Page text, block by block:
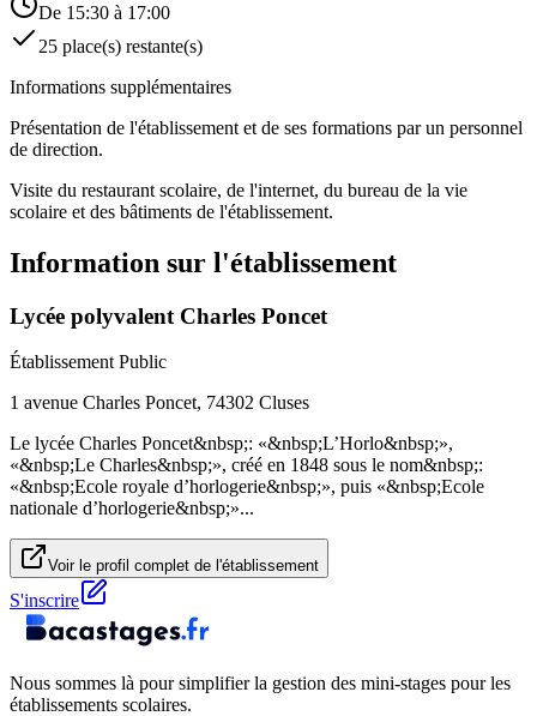
De 15:30 à 17:00
25 place(s) restante(s)
Informations supplémentaires
Présentation de l'établissement et de ses formations par un personnel
de direction.
Visite du restaurant scolaire, de l'internet, du bureau de la vie
scolaire et des bâtiments de l'établissement.
Information sur l'établissement
Lycée polyvalent Charles Poncet
Établissement Public
1 avenue Charles Poncet, 74302 Cluses
Le lycée Charles Poncet&nbsp;: «&nbsp;L’Horlo&nbsp;»,
«&nbsp;Le Charles&nbsp;», créé en 1848 sous le nom&nbsp;:
«&nbsp;Ecole royale d’horlogerie&nbsp;», puis «&nbsp;Ecole
nationale d’horlogerie&nbsp;»...
Voir le profil complet de l'établissement
S'inscrire
Nous sommes là pour simplifier la gestion des mini-stages pour les
établissements scolaires.